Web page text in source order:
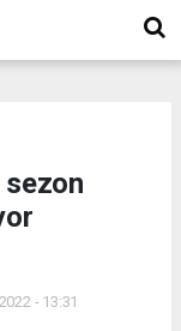
- 13:31